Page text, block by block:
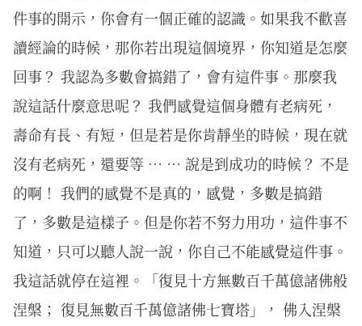
件事的開示，你會有一個正確的認識。如果我不歡喜
讀經論的時候，那你若出現這個境界，你知道是怎麼
回事？ 我認為多數會搞錯了，會有這件事。那麼我
說這話什麼意思呢？ 我們感覺這個身體有老病死，
壽命有長、有短，但是若是你肯靜坐的時候，現在就
沒有老病死，還要等 … … 說是到成功的時候？ 不是
的啊！ 我們的感覺不是真的，感覺，多數是搞錯
了，多數是這樣子。但是你若不努力用功，這件事不
知道，只可以聽人說一說，你自己不能感覺這件事。
我這話就停在這裡。「復見十方無數百千萬億諸佛般
涅槃； 復見無數百千萬億諸佛七寶塔」， 佛入涅槃